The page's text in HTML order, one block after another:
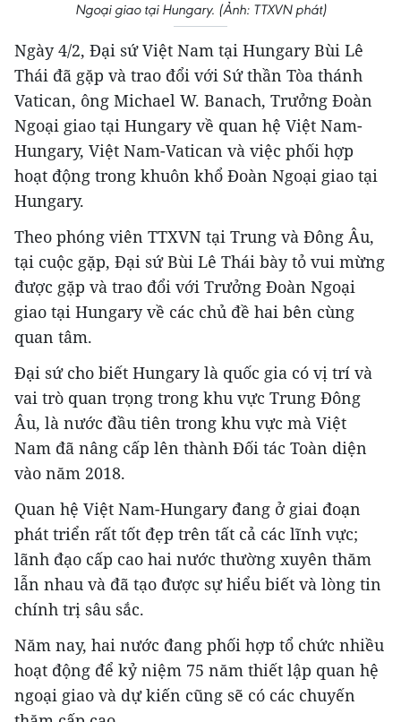
Ngoại giao tại Hungary. (Ảnh: TTXVN phát)
Ngày 4/2, Đại sứ Việt Nam tại Hungary Bùi Lê
Thái đã gặp và trao đổi với Sứ thần Tòa thánh
Vatican, ông Michael W. Banach, Trưởng Đoàn
Ngoại giao tại Hungary về quan hệ Việt Nam-
Hungary, Việt Nam-Vatican và việc phối hợp
hoạt động trong khuôn khổ Đoàn Ngoại giao tại
Hungary.
Theo phóng viên TTXVN tại Trung và Đông Âu,
tại cuộc gặp, Đại sứ Bùi Lê Thái bày tỏ vui mừng
được gặp và trao đổi với Trưởng Đoàn Ngoại
giao tại Hungary về các chủ đề hai bên cùng
quan tâm.
Đại sứ cho biết Hungary là quốc gia có vị trí và
vai trò quan trọng trong khu vực Trung Đông
Âu, là nước đầu tiên trong khu vực mà Việt
Nam đã nâng cấp lên thành Đối tác Toàn diện
vào năm 2018.
Quan hệ Việt Nam-Hungary đang ở giai đoạn
phát triển rất tốt đẹp trên tất cả các lĩnh vực;
lãnh đạo cấp cao hai nước thường xuyên thăm
lẫn nhau và đã tạo được sự hiểu biết và lòng tin
chính trị sâu sắc.
Năm nay, hai nước đang phối hợp tổ chức nhiều
hoạt động để kỷ niệm 75 năm thiết lập quan hệ
ngoại giao và dự kiến cũng sẽ có các chuyến